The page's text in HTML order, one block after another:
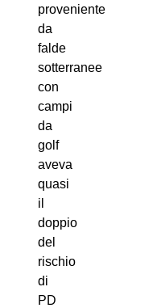
proveniente
da
falde
sotterranee
con
campi
da
golf
aveva
quasi
il
doppio
del
rischio
di
PD